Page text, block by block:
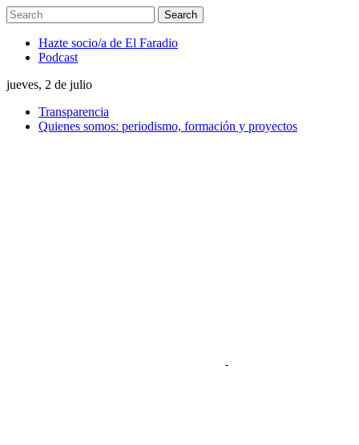
Hazte socio/a de El Faradio
Podcast
jueves, 2 de julio
Transparencia
Quienes somos: periodismo, formación y proyectos